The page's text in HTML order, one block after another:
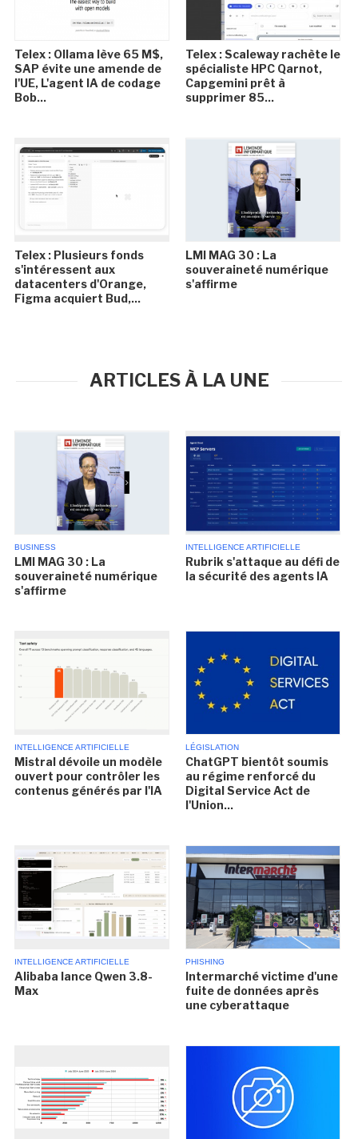
Telex : Ollama lève 65 M$,
SAP évite une amende de
l'UE, L'agent IA de codage
Bob...
Telex : Scaleway rachète le
spécialiste HPC Qarnot,
Capgemini prêt à
supprimer 85...
Telex : Plusieurs fonds
s'intéressent aux
datacenters d'Orange,
Figma acquiert Bud,...
LMI MAG 30 : La
souveraineté numérique
s'affirme
ARTICLES À LA UNE
BUSINESS
LMI MAG 30 : La
souveraineté numérique
s'affirme
INTELLIGENCE ARTIFICIELLE
Rubrik s'attaque au défi de
la sécurité des agents IA
INTELLIGENCE ARTIFICIELLE
Mistral dévoile un modèle
ouvert pour contrôler les
contenus générés par l'IA
LÉGISLATION
ChatGPT bientôt soumis
au régime renforcé du
Digital Service Act de
l'Union...
INTELLIGENCE ARTIFICIELLE
Alibaba lance Qwen 3.8-
Max
PHISHING
Intermarché victime d'une
fuite de données après
une cyberattaque